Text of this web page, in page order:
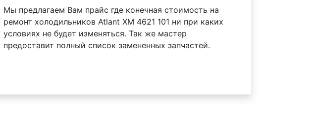
Мы предлагаем Вам прайс где конечная стоимость на
ремонт холодильников Atlant XM 4621 101 ни при каких
условиях не будет изменяться. Так же мастер
предоставит полный список замененных запчастей.